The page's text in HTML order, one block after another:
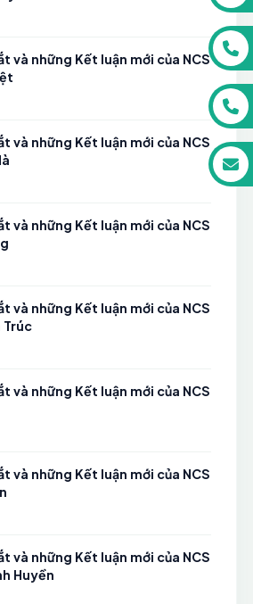
và những Kết luận mới của NCS
và những Kết luận mới của NCS
và những Kết luận mới của NCS
và những Kết luận mới của NCS
Trúc
và những Kết luận mới của NCS
và những Kết luận mới của NCS
và những Kết luận mới của NCS
Huyền